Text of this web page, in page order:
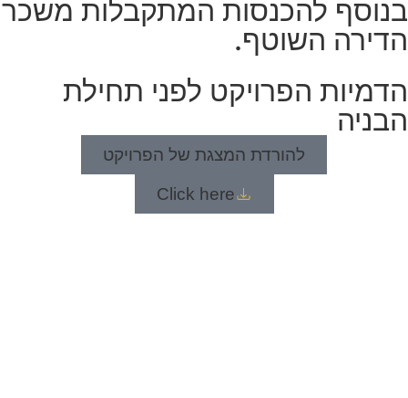
בנוסף להכנסות המתקבלות משכר
הדירה השוטף.
הדמיות הפרויקט לפני תחילת
הבניה
להורדת המצגת של הפרויקט
Click here